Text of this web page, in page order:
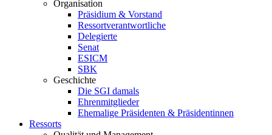
Organisation
Präsidium & Vorstand
Ressortverantwortliche
Delegierte
Senat
ESICM
SBK
Geschichte
Die SGI damals
Ehrenmitglieder
Ehemalige Präsidenten & Präsidentinnen
Ressorts